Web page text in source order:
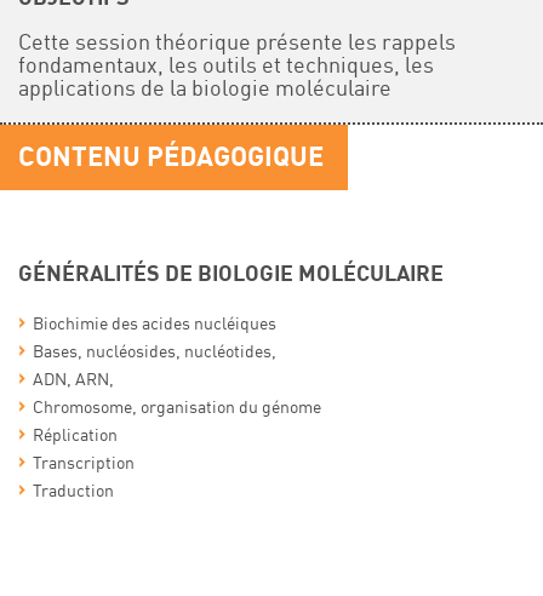
Cette session théorique présente les rappels
fondamentaux, les outils et techniques, les
applications de la biologie moléculaire
CONTENU PÉDAGOGIQUE
GÉNÉRALITÉS DE BIOLOGIE MOLÉCULAIRE
Biochimie des acides nucléiques
Bases, nucléosides, nucléotides,
ADN, ARN,
Chromosome, organisation du génome
Réplication
Transcription
Traduction